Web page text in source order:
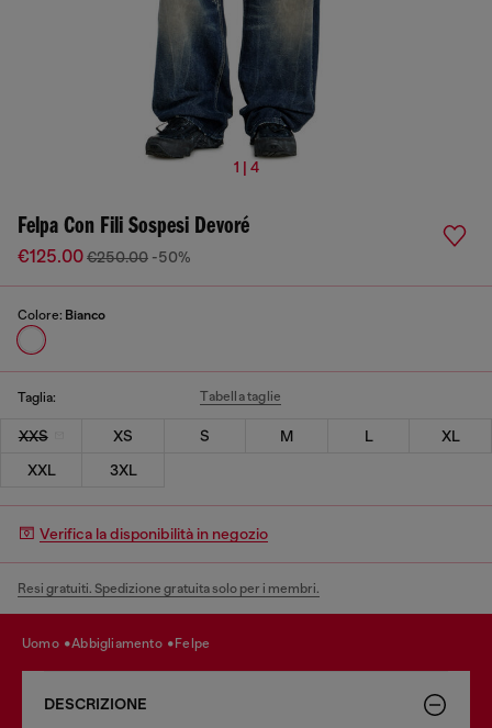
1 | 4
Felpa Con Fili Sospesi Devoré
€125.00€250.00 -50%
Colore: Bianco
Taglia: Tabella taglie
XXS XS S M L
XL
XXL
3XL
Verifica la disponibilità in negozio
Resi gratuiti. Spedizione gratuita solo per i membri.
uomo abbigliamento felpe
DESCRIZIONE